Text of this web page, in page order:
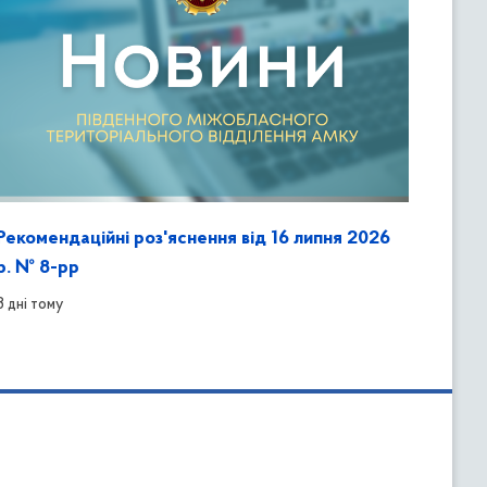
роз'яснення від 16 липня 2026
№ 8-рр
дні тому